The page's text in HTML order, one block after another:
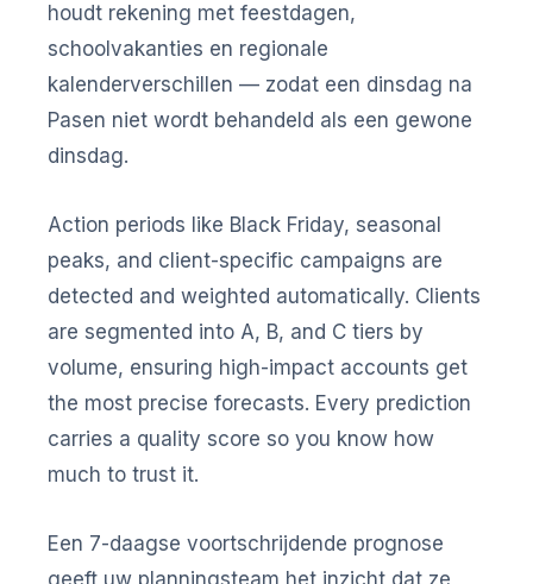
houdt rekening met feestdagen,
schoolvakanties en regionale
kalenderverschillen — zodat een dinsdag na
Pasen niet wordt behandeld als een gewone
dinsdag.
Action periods like Black Friday, seasonal
peaks, and client-specific campaigns are
detected and weighted automatically. Clients
are segmented into A, B, and C tiers by
volume, ensuring high-impact accounts get
the most precise forecasts. Every prediction
carries a quality score so you know how
much to trust it.
Een 7-daagse voortschrijdende prognose
geeft uw planningsteam het inzicht dat ze